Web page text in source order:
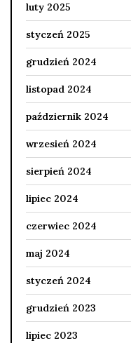
luty 2025
styczeń 2025
grudzień 2024
listopad 2024
październik 2024
wrzesień 2024
sierpień 2024
lipiec 2024
czerwiec 2024
maj 2024
styczeń 2024
grudzień 2023
lipiec 2023